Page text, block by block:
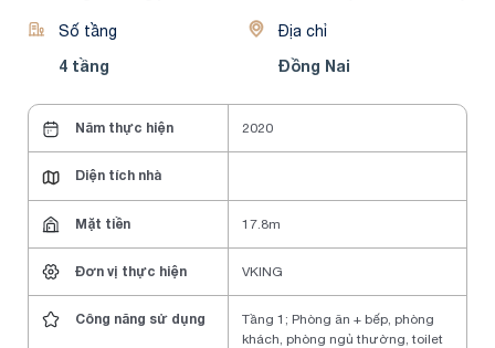
Số tầng
4 tầng
Địa chỉ
Đồng Nai
Năm thực hiện 2020
Diện tích nhà
Mặt tiền 17.8m
Đơn vị thực hiện VKING
Công năng sử dụng
Tầng 1; Phòng ăn + bếp, phòng
khách, phòng ngủ thường, toilet